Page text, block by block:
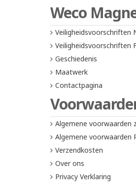
Weco
Veiligheidsvoorschriften
Veiligheidsvoorschriften
Geschiedenis
Maatwerk
Contactpagina
Algemene voorwaarden
Algemene voorwaarden
Verzendkosten
Over ons
Privacy Verklaring